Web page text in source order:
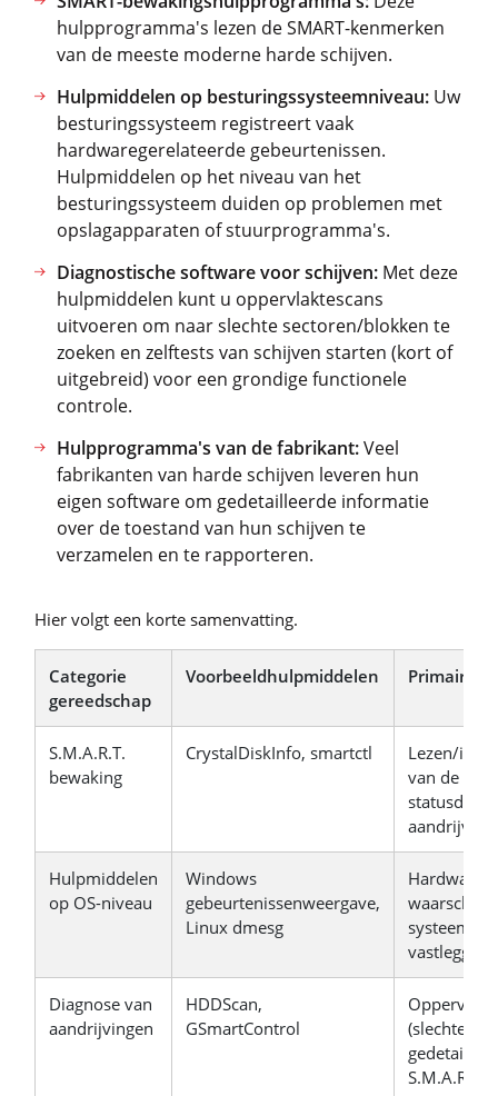
hulpprogramma's lezen de SMART-kenmerken
van de meeste moderne harde schijven.
Hulpmiddelen op besturingssysteemniveau: Uw
besturingssysteem registreert vaak
hardwaregerelateerde gebeurtenissen.
Hulpmiddelen op het niveau van het
besturingssysteem duiden op problemen met
opslagapparaten of stuurprogramma's.
Diagnostische software voor schijven: Met deze
hulpmiddelen kunt u oppervlaktescans
uitvoeren om naar slechte sectoren/blokken te
zoeken en zelftests van schijven starten (kort of
uitgebreid) voor een grondige functionele
controle.
Hulpprogramma's van de fabrikant:Veel
fabrikanten van harde schijven leveren hun
eigen software om gedetailleerde informatie
over de toestand van hun schijven te
verzamelen en te rapporteren.
Hier volgt een korte samenvatting.
Categorie
gereedschap
Voorbeeldhulpmiddelen Primaire
S.M.A.R.T.
bewaking
CrystalDiskInfo, smartctl
Lezen/
van de
statusdata
aandrijving
Hulpmiddelen
op OS-niveau
Windows
gebeurtenissenweergave,
Linux dmesg
systeem-/
vastleggen
Diagnose van
aandrijvingen
HDDScan,
GSmartControl
(slechte
S.M.A.R.T.-